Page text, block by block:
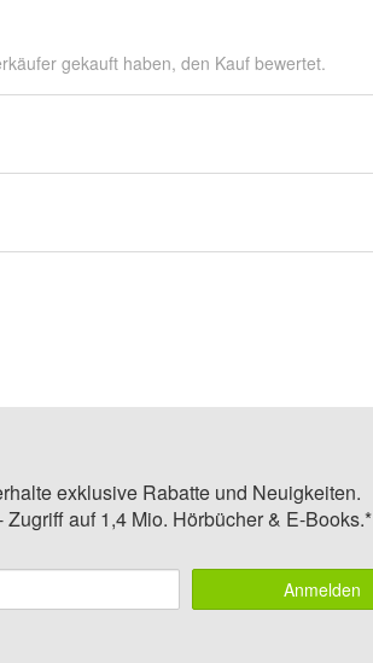
gekauft haben, den Kauf bewertet.
exklusive Rabatte und Neuigkeiten.
auf 1,4 Mio. Hörbücher & E-Books.*
Anmelden